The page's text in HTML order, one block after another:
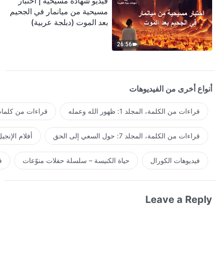
26:56
مسيحية من ميانمار في الجحيم
بعد الموت (دبلجة عربية)
أنواع أخرى من الفيديوهات
قراءات من الكلمة، المجلد 1: ظهور الله وعمله قراءات من
قراءات من الكلمة، المجلد 7: حول السعي إلى الحق أفلام
فيديوهات الكورال حياة الكنيسة – سلسلة حفلات منوّعات
Leave a Reply